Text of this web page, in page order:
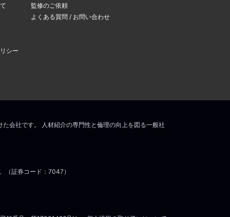
シー
監修のご依頼
よくある質問 / お問い合わせ